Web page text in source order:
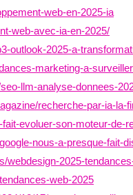
web-en-2025-ia
web-avec-ia-en-2025/
outlook-2025-a-
marketing-a-
llm-analyse-donnees-
recherche-par-ia-
evoluer-son-moteur-de-
nous-a-presque-fait-
webdesign-2025-
web-2025